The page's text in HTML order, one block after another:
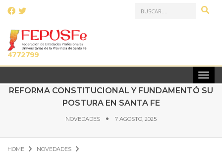
LLAMANOS AL:(0341)
4772799
FEPUSFE PRESENTÓ SU PROPUESTA PARA LA
REFORMA CONSTITUCIONAL Y FUNDAMENTÓ SU
POSTURA EN SANTA FE
NOVEDADES 7 AGOSTO, 2025
HOME
NOVEDADES